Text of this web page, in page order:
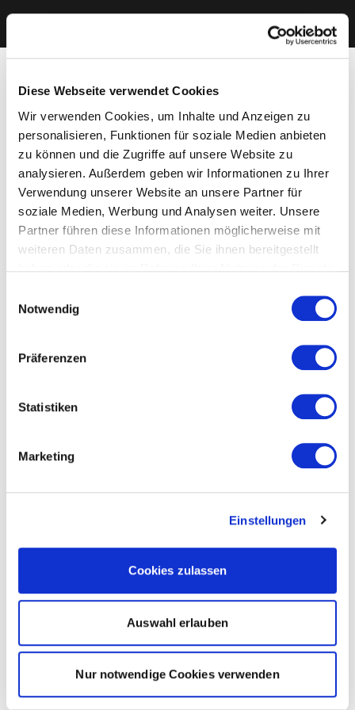
Diese Webseite verwendet Cookies
Wir verwenden Cookies, um Inhalte und Anzeigen zu
personalisieren, Funktionen für soziale Medien anbieten
zu können und die Zugriffe auf unsere Website zu
analysieren. Außerdem geben wir Informationen zu Ihrer
Verwendung unserer Website an unsere Partner für
soziale Medien, Werbung und Analysen weiter. Unsere
Partner führen diese Informationen möglicherweise mit
weiteren Daten zusammen, die Sie ihnen bereitgestellt
Cookies, wenn Sie unsere Webseite weiterhin nutzen.
Notwendig
Präferenzen
Statistiken
Marketing
Einstellungen
Cookies zulassen
Auswahl erlauben
Nur notwendige Cookies verwenden